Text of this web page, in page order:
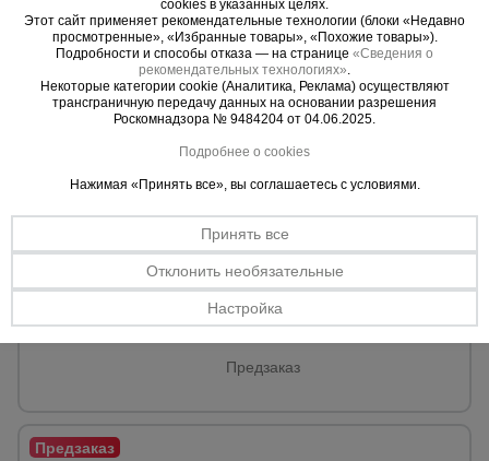
Высота подъема:
1600 мм.
Цена: 1620 AZN
Предзаказ
cookies в указанных целях.
Этот сайт применяет рекомендательные технологии (блоки «Недавно
просмотренные», «Избранные товары», «Похожие товары»).
Подробности и способы отказа — на странице «Сведения о
рекомендательных технологиях».
Некоторые категории cookie (Аналитика, Реклама) осуществляют
трансграничную передачу данных на основании разрешения
Роскомнадзора № 9484204 от 04.06.2025.
Подробнее о cookies
Нажимая «Принять все», вы соглашаетесь с условиями.
Принять все
Отклонить необязательные
Настройка